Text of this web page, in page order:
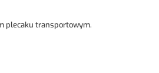
plecaku transportowym.